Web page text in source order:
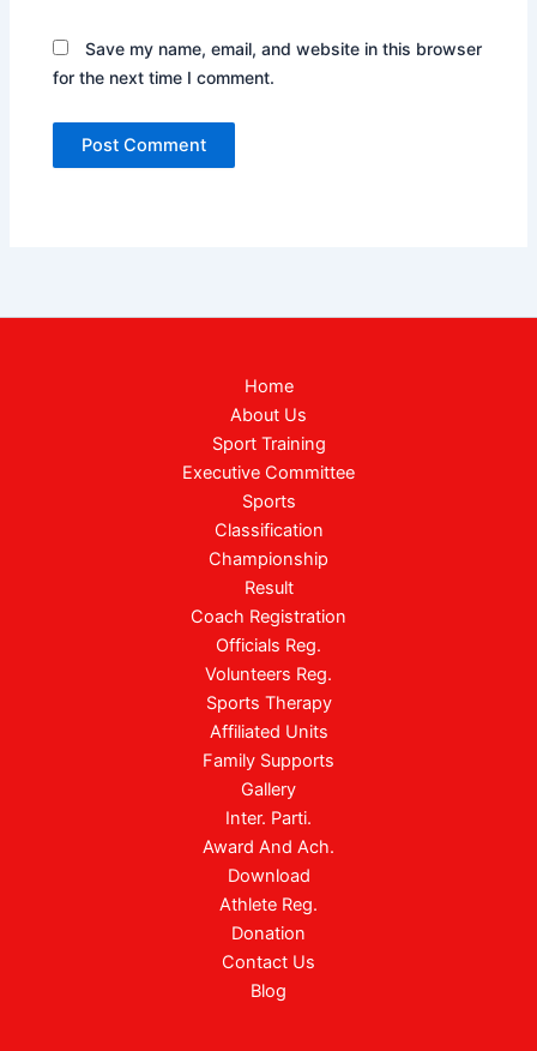
Save my name, email, and website in this browser
for the next time I comment.
Home
About Us
Sport Training
Executive Committee
Sports
Classification
Championship
Result
Coach Registration
Officials Reg.
Volunteers Reg.
Sports Therapy
Affiliated Units
Family Supports
Gallery
Inter. Parti.
Award And Ach.
Download
Athlete Reg.
Donation
Contact Us
Blog